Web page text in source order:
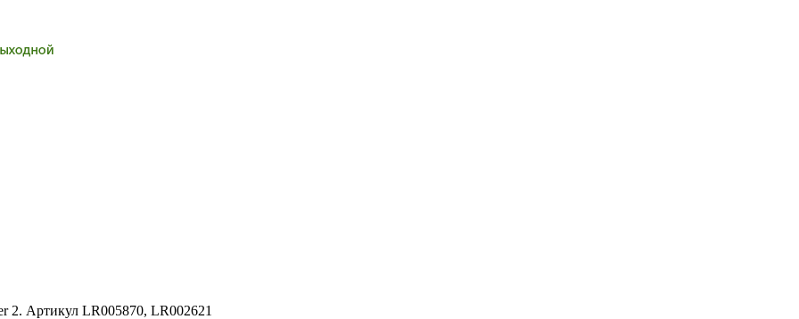
2. Артикул LR005870, LR002621